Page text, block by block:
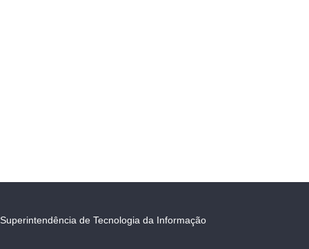
Superintendência de Tecnologia da Informação